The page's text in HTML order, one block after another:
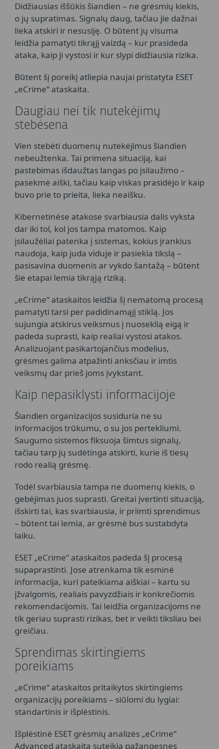
Didžiausias iššūkis šiandien – ne grėsmių kiekis,
o jų supratimas. Signalų daug, tačiau jie dažnai
lieka atskiri ir nesusiję. O būtent jų visuma
leidžia pamatyti tikrąjį vaizdą – kur prasideda
ataka, kaip ji vystosi ir kur slypi didžiausia rizika.
Būtent šį poreikį atliepia naujai pristatyta ESET
„eCrime“ ataskaita.
Daugiau nei tik nutekėjimų
stebėsena
Vien stebėti duomenų nutekėjimus šiandien
nebeužtenka. Tai primena situaciją, kai
pastebimas išdaužtas langas po įsilaužimo –
pasekmė aiški, tačiau kaip viskas prasidėjo ir kaip
buvo prie to prieita, lieka neaišku.
Kibernetinėse atakose svarbiausia dalis vyksta
dar iki tol, kol jos tampa matomos. Kaip
įsilaužėliai patenka į sistemas, kokius įrankius
naudoja, kaip juda viduje ir pasiekia tikslą –
pasisavina duomenis ar vykdo šantažą – būtent
šie etapai lemia tikrąją riziką.
„eCrime“ ataskaitos leidžia šį nematomą procesą
pamatyti tarsi per padidinamąjį stiklą. Jos
sujungia atskirus veiksmus į nuoseklią eigą ir
padeda suprasti, kaip realiai vystosi atakos.
Analizuojant pasikartojančius modelius,
grėsmes galima atpažinti anksčiau ir imtis
veiksmų dar prieš joms įvykstant.
Kaip nepasiklysti informacijoje
Šiandien organizacijos susiduria ne su
informacijos trūkumu, o su jos pertekliumi.
Saugumo sistemos fiksuoja šimtus signalų,
tačiau tarp jų sudėtinga atskirti, kurie iš tiesų
rodo realią grėsmę.
Todėl svarbiausia tampa ne duomenų kiekis, o
gebėjimas juos suprasti. Greitai įvertinti situaciją,
išskirti tai, kas svarbiausia, ir priimti sprendimus
– būtent tai lemia, ar grėsmė bus sustabdyta
laiku.
ESET „eCrime“ ataskaitos padeda šį procesą
supaprastinti. Jose atrenkama tik esminė
informacija, kuri pateikiama aiškiai – kartu su
įžvalgomis, realiais pavyzdžiais ir konkrečiomis
rekomendacijomis. Tai leidžia organizacijoms ne
tik geriau suprasti rizikas, bet ir veikti tiksliau bei
greičiau.
Sprendimas skirtingiems
poreikiams
„eCrime“ ataskaitos pritaikytos skirtingiems
organizacijų poreikiams – siūlomi du lygiai:
standartinis ir išplėstinis.
Išplėstinė ESET grėsmių analizės „eCrime“
Advanced ataskaita suteikia pažangesnes